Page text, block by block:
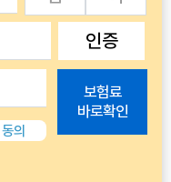
인증
동의
보험료
바로확인